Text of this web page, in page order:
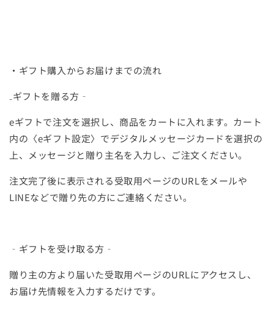
・ギフト購入からお届けまでの流れ
₋ギフトを贈る方‐
eギフトで注文を選択し、商品をカートに入れます。カート
内の〈eギフト設定〉でデジタルメッセージカードを選択の
上、メッセージと贈り主名を入力し、ご注文ください。
注文完了後に表示される受取用ページのURLをメールや
LINEなどで贈り先の方にご連絡ください。
‐ギフトを受け取る方‐
贈り主の方より届いた受取用ページのURLにアクセスし、
お届け先情報を入力するだけです。